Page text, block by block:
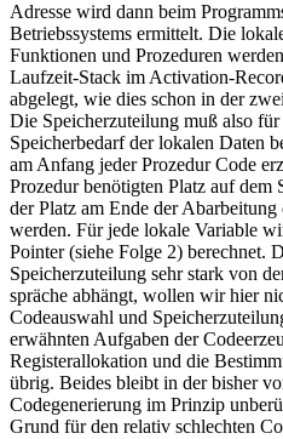
Adresse wird dann beim
Betriebssystems ermittelt. Die
Funktionen und Prozeduren
Laufzeit-Stack im Activation-
abgelegt, wie dies schon in der
Die Speicherzuteilung muß also für
Speicherbedarf der lokalen Daten
am Anfang jeder Prozedur Code
Prozedur benötigten Platz auf dem
der Platz am Ende der
werden. Für jede lokale Variable
Pointer (siehe Folge 2) berechnet.
Speicherzuteilung sehr stark von
spräche abhängt, wollen wir hier
Codeauswahl und
erwähnten Aufgaben der
Registerallokation und die
übrig. Beides bleibt in der bisher
Codegenerierung im Prinzip
Grund für den relativ schlechten